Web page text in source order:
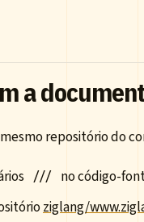
a
repositório do
/// no código-
ziglang/